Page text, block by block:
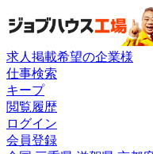
求人掲載希望の企業様
仕事検索
キープ
閲覧履歴
ログイン
会員登録